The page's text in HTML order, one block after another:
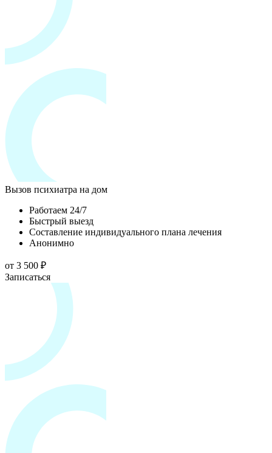
Вызов психиатра на дом
Работаем 24/7
Быстрый выезд
Составление индивидуального плана лечения
Анонимно
от 3 500 ₽
Записаться